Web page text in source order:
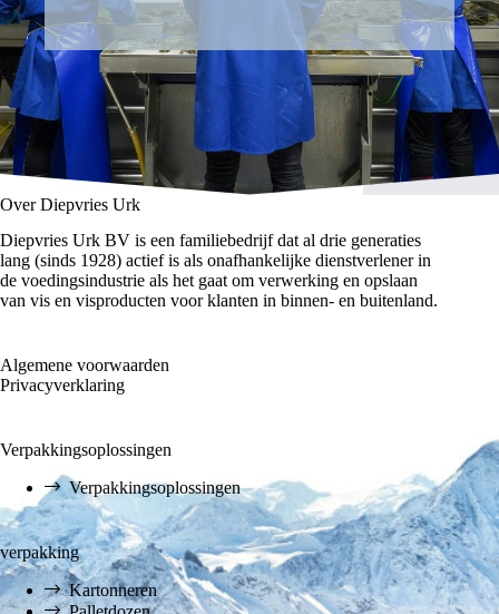
Over Diepvries Urk
Diepvries Urk BV is een familiebedrijf dat al drie generaties
lang (sinds 1928) actief is als onafhankelijke dienstverlener in
de voedingsindustrie als het gaat om verwerking en opslaan
van vis en visproducten voor klanten in binnen- en buitenland.
Algemene voorwaarden
Privacyverklaring
Verpakkingsoplossingen
Verpakkingsoplossingen
verpakking
Kartonneren